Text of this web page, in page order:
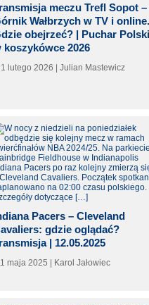
meczu Trefl Sopot –
Wałbrzych w TV i online.
obejrzeć? | Puchar Polski
koszykówce 2026
lutego 2026 | Julian Mastewicz
Pacers – Cleveland
gdzie oglądać?
| 12.05.2025
maja 2025 | Karol Jałowiec